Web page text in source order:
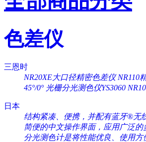
色差仪
三恩时
NR20XE大口径精密色差仪 NR110
45°/0° 光栅分光测色仪YS3060
日本
结构紧凑、便携，并配有蓝牙®无
简便的中文操作界面，应用广泛
分光测色计是将性能优良、使用